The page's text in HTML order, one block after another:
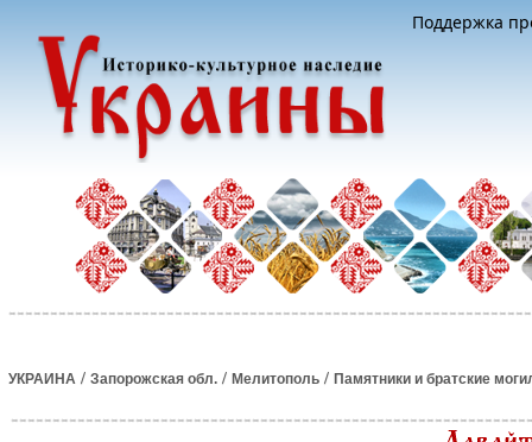
Поддержка
УКРАИНА / Запорожская обл. / Мелитополь / Памятники и братские